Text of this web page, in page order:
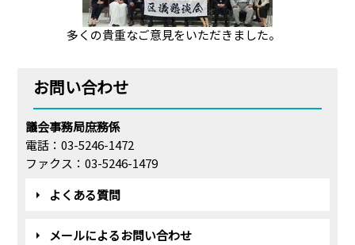
多くの貴重なご意見をいただきました。
お問い合わせ
議会事務局庶務係
電話：03-5246-1472
ファクス：03-5246-1479
よくある質問
メールによるお問い合わせ